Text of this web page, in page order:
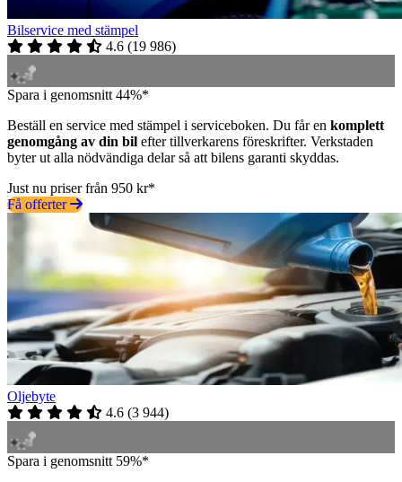
Bilservice med stämpel
4.6 (19 986)
Spara i genomsnitt 44%*
Beställ en service med stämpel i serviceboken. Du får en komplett
genomgång av din bil efter tillverkarens föreskrifter. Verkstaden
byter ut alla nödvändiga delar så att bilens garanti skyddas.
Just nu priser från 950 kr*
Få offerter
Oljebyte
4.6 (3 944)
Spara i genomsnitt 59%*